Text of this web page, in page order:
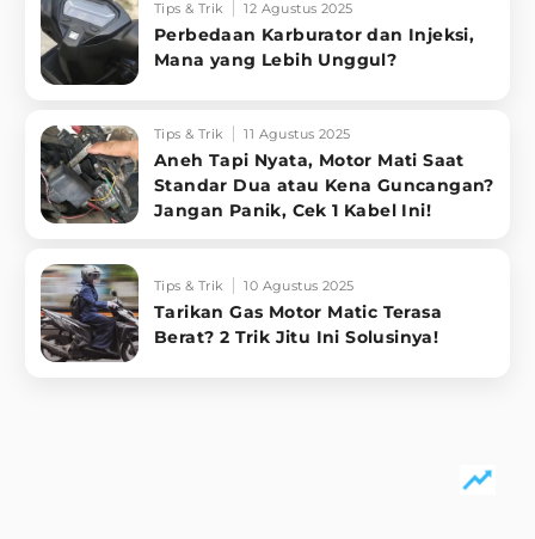
Tips & Trik 12 Agustus 2025
Perbedaan Karburator dan Injeksi,
Mana yang Lebih Unggul?
Tips & Trik 11 Agustus 2025
Aneh Tapi Nyata, Motor Mati Saat
Standar Dua atau Kena Guncangan?
Jangan Panik, Cek 1 Kabel Ini!
Tips & Trik 10 Agustus 2025
Tarikan Gas Motor Matic Terasa
Berat? 2 Trik Jitu Ini Solusinya!